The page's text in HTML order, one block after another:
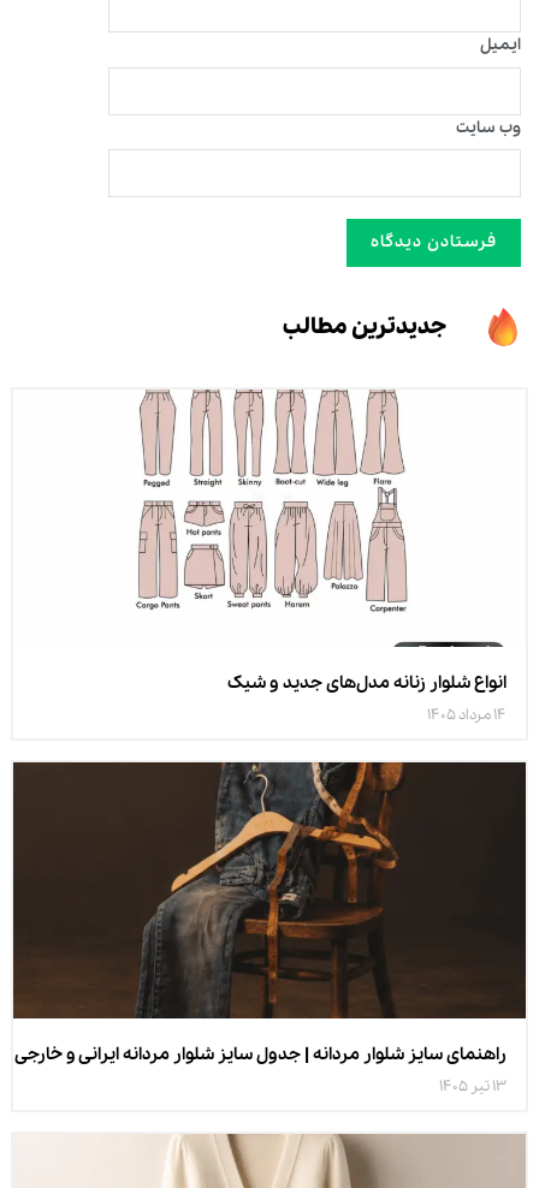
ایمیل
وب‌ سایت
جدیدترین مطالب
انواع شلوار زنانه مدل‌های جدید و شیک
14 مرداد 1405
راهنمای سایز شلوار مردانه | جدول سایز شلوار مردانه ایرانی و خارجی
13 تیر 1405